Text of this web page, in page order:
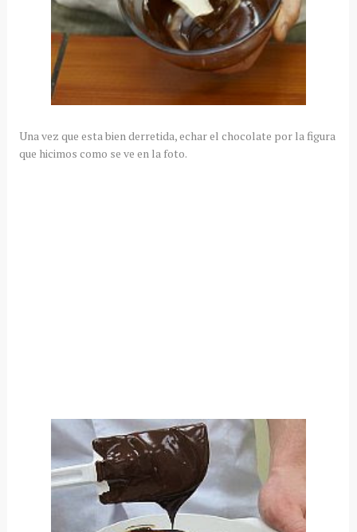
Una vez que esta bien derretida, echar el chocolate por la figura
que hicimos como se ve en la foto.